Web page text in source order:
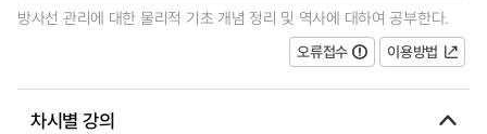
방사선 관리에 대한 물리적 기초 개념 정리 및 역사에 대하여 공부한다.
오류접수
이용방법
차시별 강의